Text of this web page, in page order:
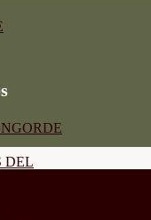
DEL